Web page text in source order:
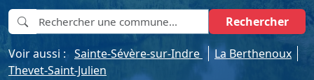
Rechercher
Voir aussi : Sainte-Sévère-sur-Indre
La Berthenoux
Thevet-Saint-Julien